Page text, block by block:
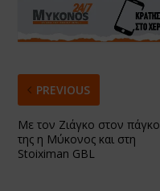
PREVIOUS
Με τον Ζιάγκο στον πάγκο
της η Μύκονος και στη
Stoiximan GBL